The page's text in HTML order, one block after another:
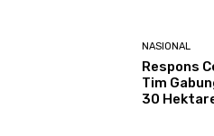
NASIONAL
Respons
Tim
30